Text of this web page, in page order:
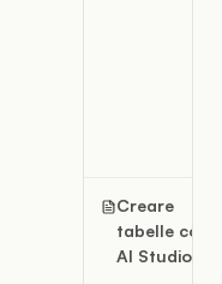
Creare
tabelle con
AI Studio